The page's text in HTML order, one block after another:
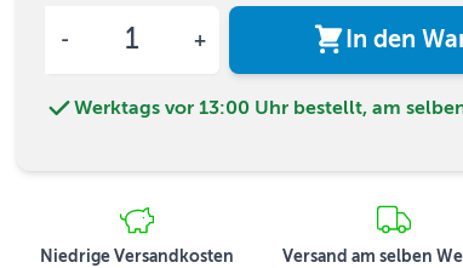
In den
Werktags vor 13:00 Uhr bestellt, am
Niedrige Versandkosten Versand am selben